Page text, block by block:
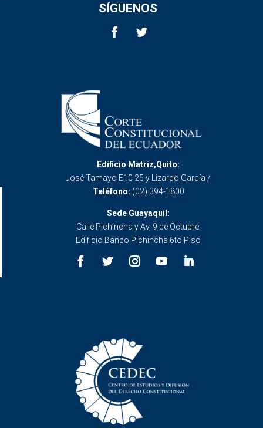
SÍGUENOS
Edificio Matriz,Quito:
José Tamayo E10 25 y Lizardo García /
Teléfono: (02) 394-1800
Sede Guayaquil:
Calle Pichincha y Av. 9 de Octubre.
Edificio Banco Pichincha 6to Piso